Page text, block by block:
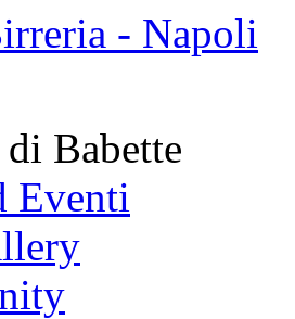
Babette
Eventi